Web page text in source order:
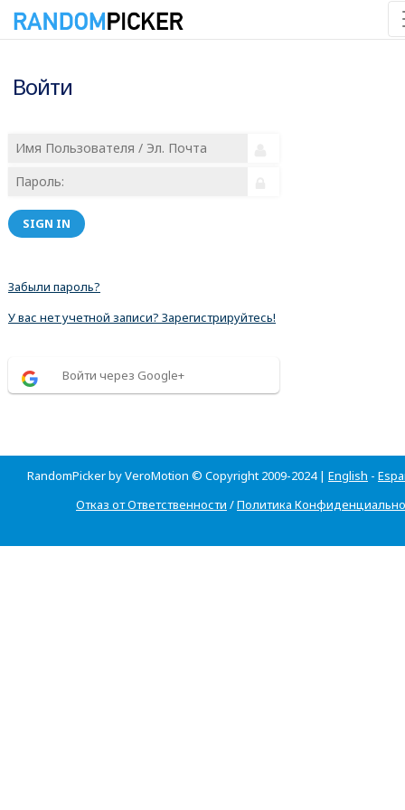
Войти
SIGN IN
Забыли пароль?
У вас нет учетной записи? Зарегистрируйтесь!
Войти через Google+
RandomPicker by VeroMotion © Copyright 2009-2024 | English -
Отказ от Ответственности /Политика